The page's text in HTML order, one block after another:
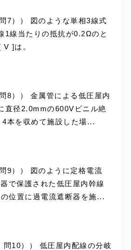
7）） 図のような単相3線式
1線当たりの抵抗が0.2Ωのと
]は。
8）） 金属管による低圧屋内
直径2.0mmの600Vビニル絶
本を収めて施設した場...
9）） 図のように定格電流
で保護された低圧屋内幹線
位置に過電流遮断器を施...
問10）） 低圧屋内配線の分岐